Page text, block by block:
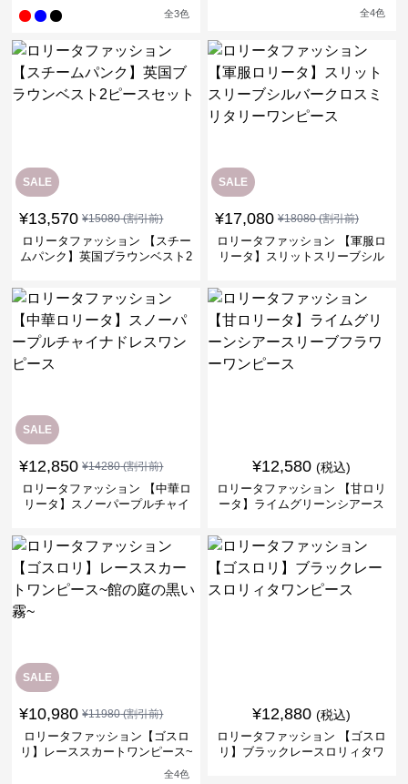
全3色 全4色
SALE
¥13,570 ¥15080(割引前)
ロリータファッション 【スチー
ムパンク】英国ブラウンベスト2
SALE
¥17,080 ¥18080(割引前)
ロリータファッション 【軍服ロ
リータ】スリットスリーブシル
SALE
¥12,850 ¥14280(割引前)
ロリータファッション 【中華ロ
リータ】スノーパープルチャイ
¥12,580 (税込)
ロリータファッション 【甘ロリ
ータ】ライムグリーンシアース
SALE
¥10,980 ¥11980(割引前)
ロリータファッション【ゴスロ
リ】レーススカートワンピース~
全4色
¥12,880 (税込)
ロリータファッション 【ゴスロ
リ】ブラックレースロリィタワ